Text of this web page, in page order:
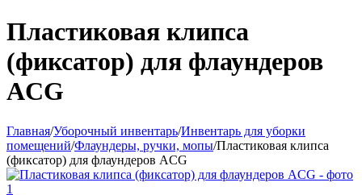
Пластиковая клипса
(фиксатор) для флаундеров
ACG
Главная/Уборочный инвентарь/Инвентарь для уборки
помещений/Флаундеры, ручки, мопы/Пластиковая клипса
(фиксатор) для флаундеров ACG